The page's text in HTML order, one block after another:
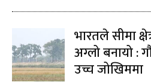
भारतले सीमा
अग्लो बनायो :
उच्च जोखिममा